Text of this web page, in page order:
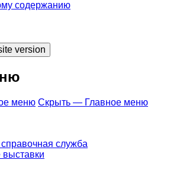
содержанию
меню Скрыть — Главное меню
служба